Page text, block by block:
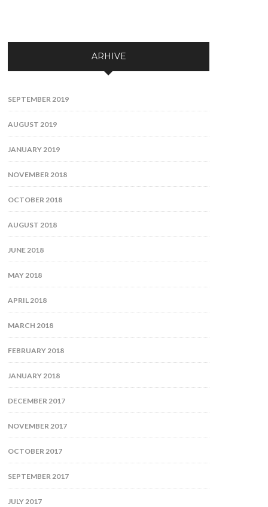
ARHIVE
SEPTEMBER 2019
AUGUST 2019
JANUARY 2019
NOVEMBER 2018
OCTOBER 2018
AUGUST 2018
JUNE 2018
MAY 2018
APRIL 2018
MARCH 2018
FEBRUARY 2018
JANUARY 2018
DECEMBER 2017
NOVEMBER 2017
OCTOBER 2017
SEPTEMBER 2017
JULY 2017